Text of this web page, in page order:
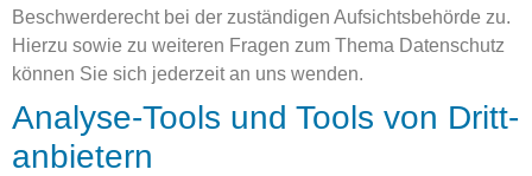
Beschwerderecht bei der zuständigen Aufsichtsbehörde zu.
Hierzu sowie zu weiteren Fragen zum Thema Datenschutz
können Sie sich jederzeit an uns wenden.
Analyse-Tools und Tools von Dritt­
anbietern